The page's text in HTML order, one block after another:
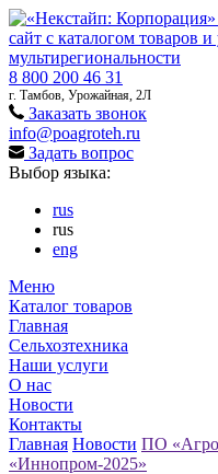
8 800 200 46 31
г. Тамбов, Урожайная, 2Л
Заказать звонок
info@poagroteh.ru
Задать вопрос
Выбор языка:
rus
rus
eng
Меню
Каталог товаров
Главная
Сельхозтехника
Наши услуги
О нас
Новости
Контакты
Главная Новости ПО
«Иннопром-2025»